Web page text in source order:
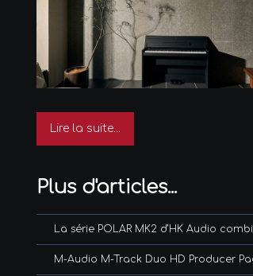
Lire la suite...
Plus d'articles...
La série POLAR MK2 d’HK Audio
M-Audio M-Track Duo HD Producer